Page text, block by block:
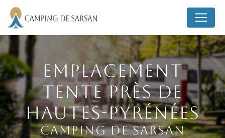
Emplacement
tente près de
Hautes-Pyrénées
Camping de Sarsan
Panneau de gestion des cookies